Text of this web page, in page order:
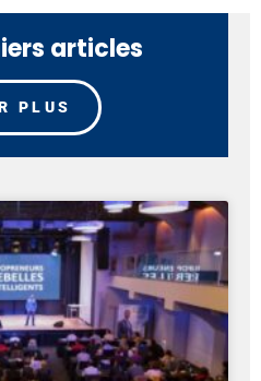
articles
PLUS